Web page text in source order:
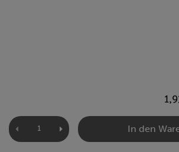
In den